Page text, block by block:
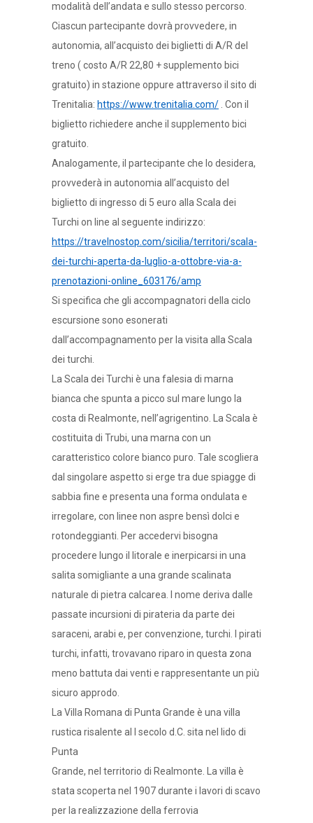
modalità dell’andata e sullo stesso percorso.
Ciascun partecipante dovrà provvedere, in
autonomia, all’acquisto dei biglietti di A/R del
treno ( costo A/R 22,80 + supplemento bici
gratuito) in stazione oppure attraverso il sito di
Trenitalia: https://www.trenitalia.com/ . Con il
biglietto richiedere anche il supplemento bici
gratuito.
Analogamente, il partecipante che lo desidera,
provvederà in autonomia all’acquisto del
biglietto di ingresso di 5 euro alla Scala dei
Turchi on line al seguente indirizzo:
https://travelnostop.com/sicilia/territori/scala-
dei-turchi-aperta-da-luglio-a-ottobre-via-a-
prenotazioni-online_603176/amp
Si specifica che gli accompagnatori della ciclo
escursione sono esonerati
dall’accompagnamento per la visita alla Scala
dei turchi.
La Scala dei Turchi è una falesia di marna
bianca che spunta a picco sul mare lungo la
costa di Realmonte, nell’agrigentino. La Scala è
costituita di Trubi, una marna con un
caratteristico colore bianco puro. Tale scogliera
dal singolare aspetto si erge tra due spiagge di
sabbia fine e presenta una forma ondulata e
irregolare, con linee non aspre bensì dolci e
rotondeggianti. Per accedervi bisogna
procedere lungo il litorale e inerpicarsi in una
salita somigliante a una grande scalinata
naturale di pietra calcarea. l nome deriva dalle
passate incursioni di pirateria da parte dei
saraceni, arabi e, per convenzione, turchi. I pirati
turchi, infatti, trovavano riparo in questa zona
meno battuta dai venti e rappresentante un più
sicuro approdo.
La Villa Romana di Punta Grande è una villa
rustica risalente al I secolo d.C. sita nel lido di
Punta
Grande, nel territorio di Realmonte. La villa è
stata scoperta nel 1907 durante i lavori di scavo
per la realizzazione della ferrovia